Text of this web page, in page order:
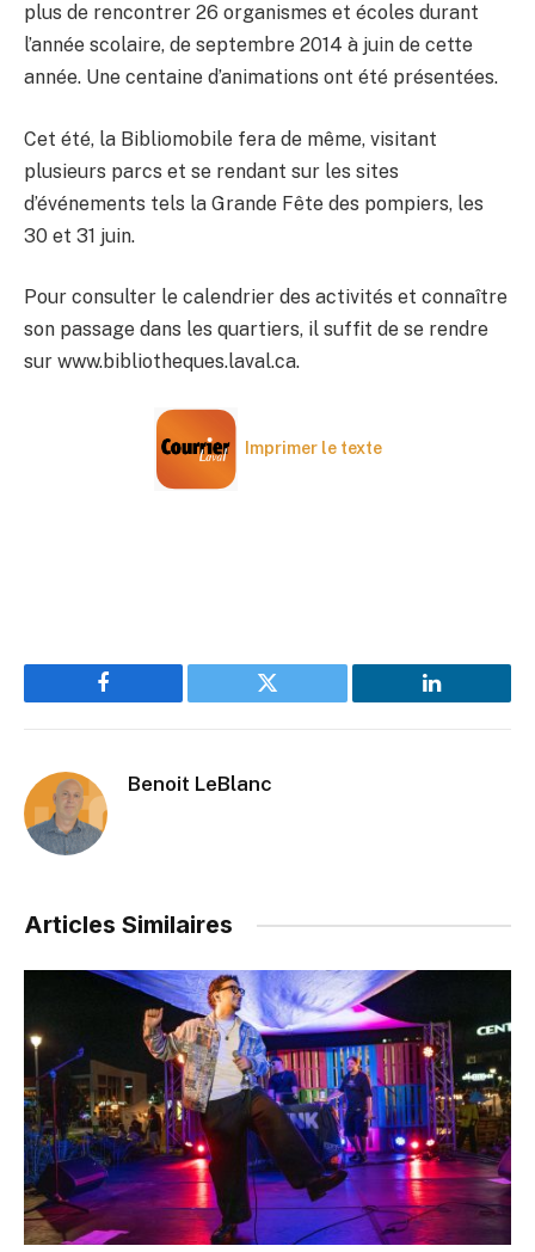
plus de rencontrer 26 organismes et écoles durant
l’année scolaire, de septembre 2014 à juin de cette
année. Une centaine d’animations ont été présentées.
Cet été, la Bibliomobile fera de même, visitant
plusieurs parcs et se rendant sur les sites
d’événements tels la Grande Fête des pompiers, les
30 et 31 juin.
Pour consulter le calendrier des activités et connaître
son passage dans les quartiers, il suffit de se rendre
sur www.bibliotheques.laval.ca.
Imprimer le texte
Facebook Twitter LinkedIn
Benoit LeBlanc
Articles Similaires